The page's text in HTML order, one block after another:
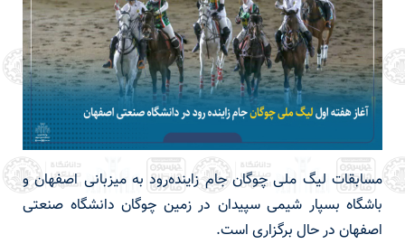
مسابقات لیگ ملی چوگان جام زاینده‌رود به میزبانی اصفهان و
باشگاه بسپار شیمی سپیدان در زمین چوگان دانشگاه صنعتی
اصفهان در حال برگزاری است.